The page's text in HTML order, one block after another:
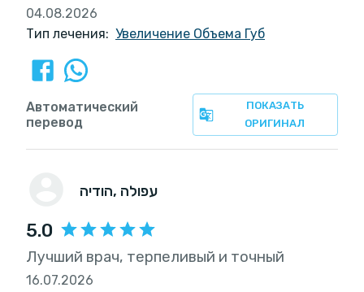
04.08.2026
Тип лечения: Увеличение Объема Губ
ПОКАЗАТЬ
ОРИГИНАЛ
Автоматический
перевод
הודיה , עפולה
5.0
Лучший врач, терпеливый и точный
16.07.2026